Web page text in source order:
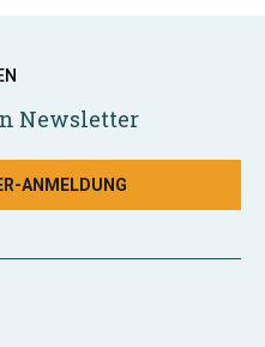
Newsletter
ANMELDUNG